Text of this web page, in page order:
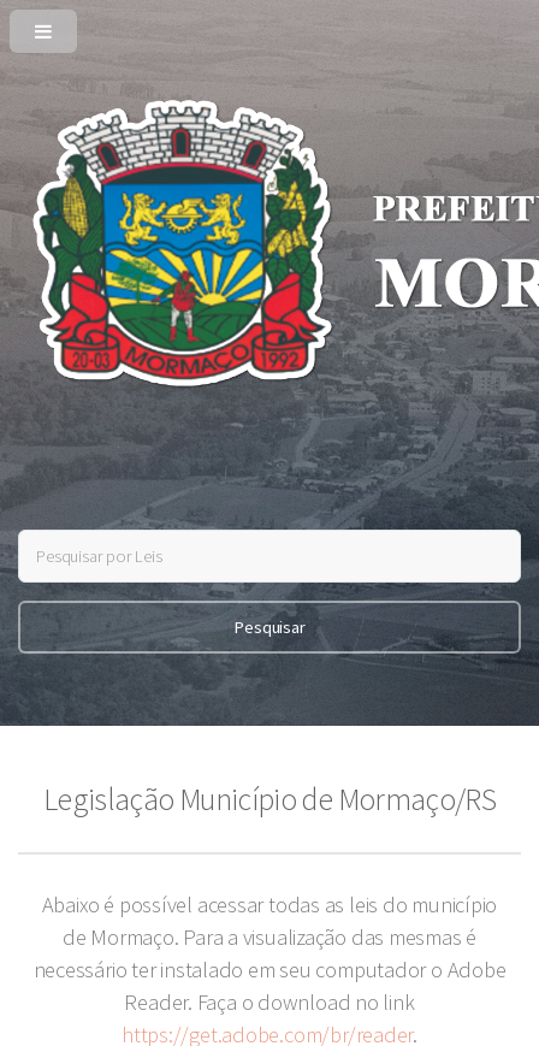
Legislação Município de Mormaço/RS
Abaixo é possível acessar todas as leis do município
de Mormaço. Para a visualização das mesmas é
necessário ter instalado em seu computador o Adobe
Reader. Faça o download no link
https://get.adobe.com/br/reader.